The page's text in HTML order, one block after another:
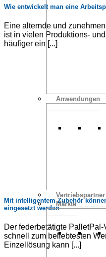
Anwendungen
Vertriebspartner
Märkte
Wie entwickelt man eine
Eine alternde und
ist in vielen Produktions-
häufiger ein [...]
Mit intelligentem Zubehör
eingesetzt werden
Der federbetätigte
schnell zum beliebtesten
Einzellösung kann [...]